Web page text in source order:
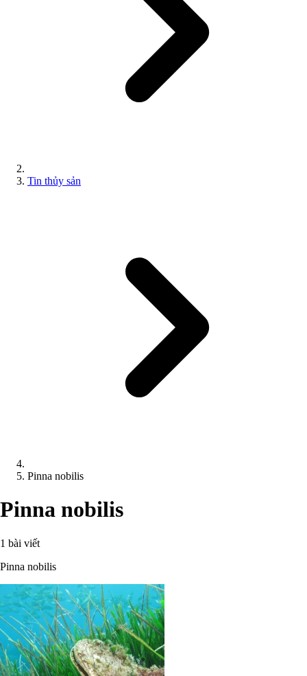
Tin thủy sản
Pinna nobilis
Pinna nobilis
1 bài viết
Pinna nobilis